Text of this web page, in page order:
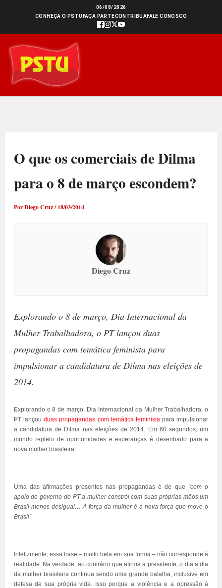
conteúdo
06/08/2026
CONHEÇA O PSTU FAÇA PARTECONTRIBUAFALE CONOSCO
O que os comerciais de Dilma
para o 8 de março escondem?
PorDiego Cruz/18/03/2014
Diego Cruz
Explorando o 8 de março, Dia Internacional da
Mulher Trabalhadora, o PT lançou duas
propagandas com temática feminista para
impulsionar a candidatura de Dilma nas eleições de
2014.
Explorando o 8 de março, Dia Internacional da Mulher Trabalhadora, o
PT lançouduas propagandas com temática feminista para impulsionar
a candidatura de Dilma nas eleições de 2014. Em 60 segundos, um
mundo repleto de oportunidades e esperanças é desenhado para a
nova mulher brasileira.
Uma das afirmações presentes nas propagandas é de que “com o
apoio do governo do PT a mulher constrói com suas próprias mãos um
Brasil menos desigual… A força da mulher é a nova força que move o
Brasil”.
Infelizmente, essa frase – muito bela em sua forma – não corresponde à
realidade. Na verdade, ao contrário que afirma a presidente, o dia a dia
da mulher brasileira continua sendo uma grande batalha, inclusive em
defesa de sua própria vida. Isso porque a violência e a opressão à